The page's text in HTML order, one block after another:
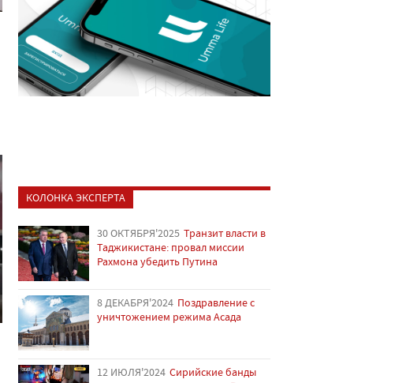
КОЛОНКА ЭКСПЕРТА
30 ОКТЯБРЯ'2025 Транзит власти в
Таджикистане: провал миссии
Рахмона убедить Путина
8 ДЕКАБРЯ'2024 Поздравление с
уничтожением режима Асада
12 ИЮЛЯ'2024 Сирийские банды